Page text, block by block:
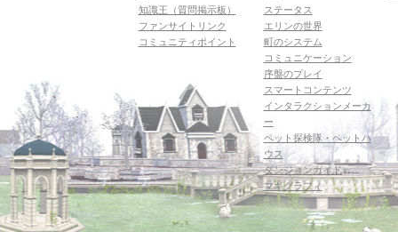
知識王（質問掲示板）
ファンサイトリンク
コミュニティポイント
ステータス
エリンの世界
町のシステム
コミュニケーション
序盤のプレイ
スマートコンテンツ
インタラクションメーカ
ー
ペット探検隊・ペットハ
ウス
ダンジョンガイド
マギグラフィ